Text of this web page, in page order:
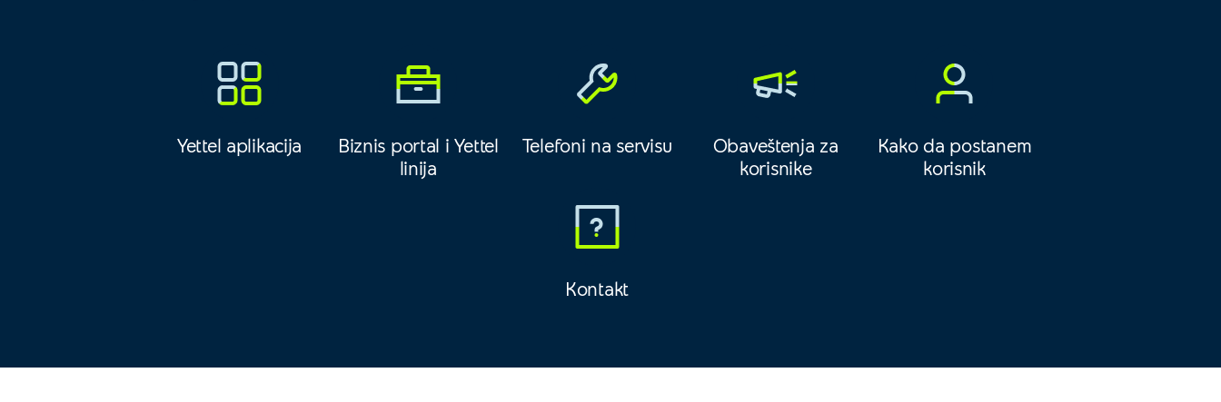
Yettel aplikacija
Biznis portal i Yettel
linija
Telefoni na servisu
Obaveštenja za
korisnike
Kako da postanem
korisnik
Kontakt